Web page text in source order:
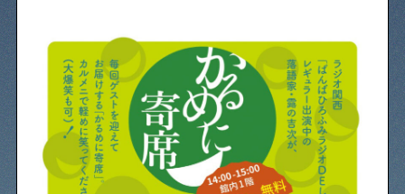
下町くらし不動産
物件情報やリノベーション事例を紹介します
下町日記
下町に暮らす人たちに日記を書いてもらいました